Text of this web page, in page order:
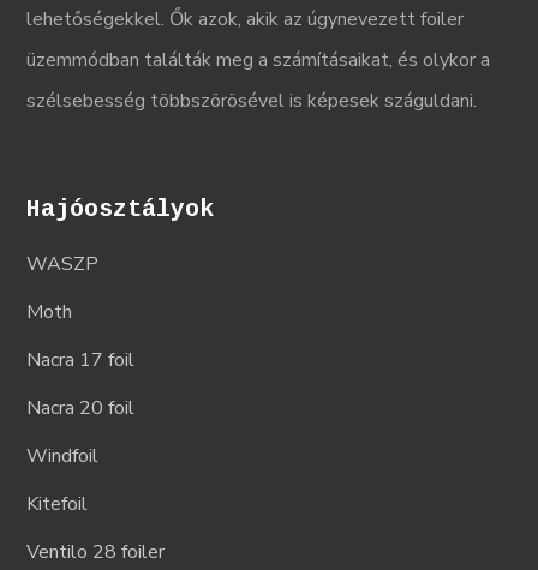
lehetőségekkel. Ők azok, akik az úgynevezett foiler
üzemmódban találták meg a számításaikat, és olykor a
szélsebesség többszörösével is képesek száguldani.
Hajóosztályok
WASZP
Moth
Nacra 17 foil
Nacra 20 foil
Windfoil
Kitefoil
Ventilo 28 foiler